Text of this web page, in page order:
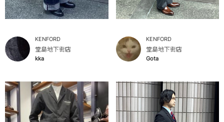
KENFORD
堂島地下街店
kka
KENFORD
堂島地下街店
Gota